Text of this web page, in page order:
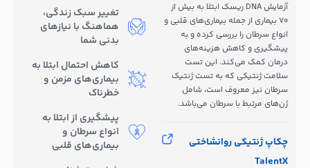
تغییر سبک زندگی،
هماهنگ با نیازهای
بدنی شما
کاهش احتمال ابتلا به
بیماری‌های مزمن و
خطرناک
پیشگیری از ابتلا به
انواع سرطان و
بیماری‌های قلبی
آزمایش DNA ریسک ابتلا به بیش از
70 بیماری از جمله بیماری‌های قلبی و
انواع سرطان را بررسی کرده و به
پیشگیری و کاهش هزینه‌های
درمان کمک می‌کند. این تست
سلامت ژنتیکی که به تست ژنتیک
سرطان نیز معروف است، شامل
ژن‌های مرتبط با سرطان می‌باشد.
چکاپ ژنتیکی روانشاختی
TalentX